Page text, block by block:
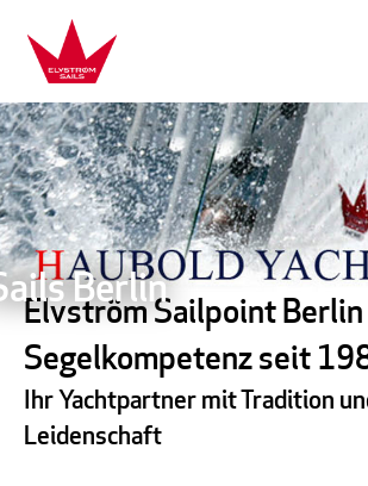
Hop direkte til indhold
Elvstrøm Sails
Berlin
Elvström Sailpoint Berlin
Segelkompetenz seit
Ihr Yachtpartner mit Tradition
Leidenschaft